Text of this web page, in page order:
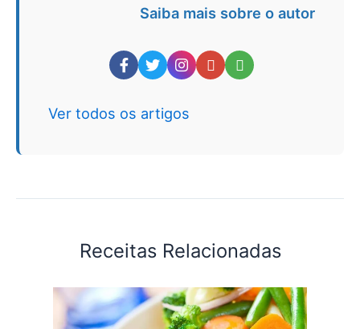
Saiba mais sobre o autor
Ver todos os artigos
Receitas Relacionadas